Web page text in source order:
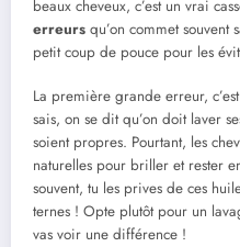
beaux cheveux, c’est un vrai
erreurs qu’on commet souvent
petit coup de pouce pour les
La première grande erreur,
sais, on se dit qu’on doit laver
soient propres. Pourtant, les
naturelles pour briller et rester
souvent, tu les prives de ces
ternes ! Opte plutôt pour un
vas voir une différence !